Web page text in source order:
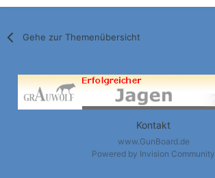
Gehe zur Themenübersicht
Kontakt
www.GunBoard.de
Powered by Invision Community